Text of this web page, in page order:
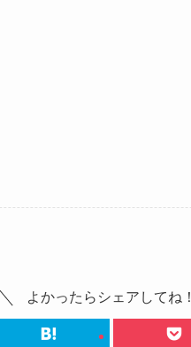
よかったらシェアしてね！